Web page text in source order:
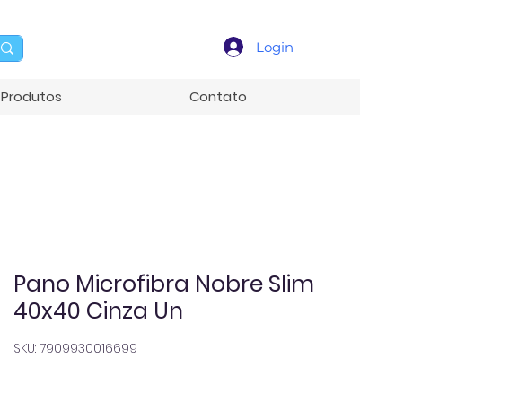
Login
Produtos Contato
Pano Microfibra Nobre Slim
40x40 Cinza Un
SKU: 7909930016699